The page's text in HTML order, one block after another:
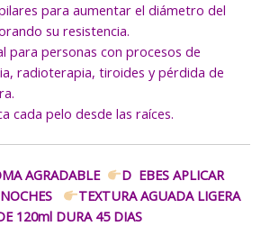
para aumentar el diámetro del
su resistencia.
para personas con procesos de
radioterapia, tiroides y pérdida de
cada pelo desde las raíces.
AGRADABLE
D EBES APLICAR
TEXTURA AGUADA LIGERA
120ml DURA 45 DIAS